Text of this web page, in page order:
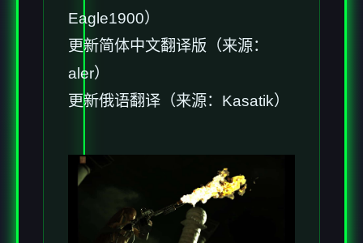
Eagle1900）
更新简体中文翻译版（来源：
aler）
更新俄语翻译（来源：Kasatik）